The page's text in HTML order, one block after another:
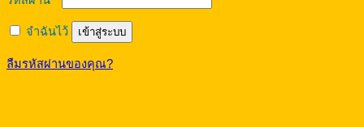
จำฉันไว้ เข้าสู่ระบบ
ลืมรหัสผ่านของคุณ?